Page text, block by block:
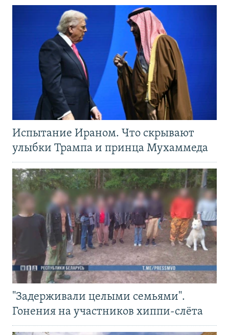
Испытание Ираном. Что скрывают
улыбки Трампа и принца Мухаммеда
"Задерживали целыми семьями".
Гонения на участников хиппи-слёта